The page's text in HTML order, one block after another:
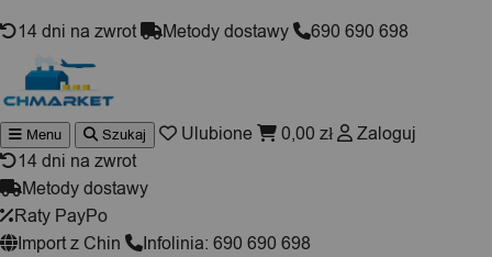
14 dni na zwrot Metody dostawy 690 690 698
Wyszukiwarka
produktów
Menu Szukaj Ulubione 0,00 zł
Zaloguj
14 dni na zwrot
Metody dostawy
Raty PayPo
Import z Chin
Infolinia: 690 690 698